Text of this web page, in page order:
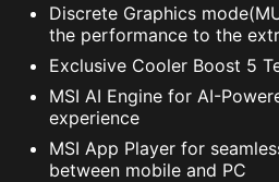
Discrete Graphics
the performance to the
Exclusive Cooler Boost 5
MSI AI Engine for AI-
experience
MSI App Player for
between mobile and PC